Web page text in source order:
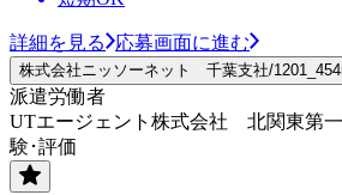
詳細を見る 応募画面に進む
株式会社ニッソーネット 千葉支社/
派遣労働者
UTエージェント株式会社 北関東第
験･評価